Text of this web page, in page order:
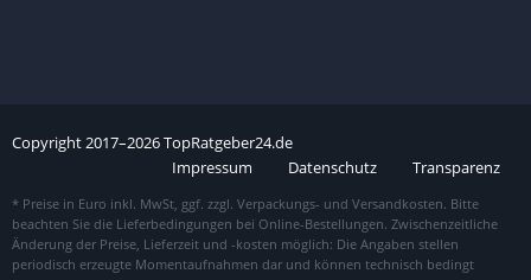
Copyright2017–2026TopRatgeber24.de
Impressum
Datenschutz Transparenz